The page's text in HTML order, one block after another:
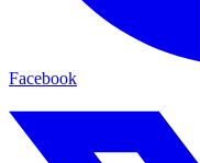
Facebook